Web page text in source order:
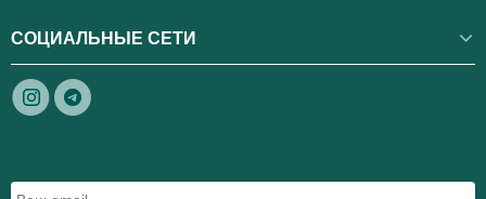
СОЦИАЛЬНЫЕ СЕТИ